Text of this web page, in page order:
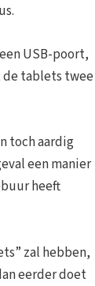
USB-poort,
de tablets twee
toch aardig
een manier
heeft
zal hebben,
eerder doet